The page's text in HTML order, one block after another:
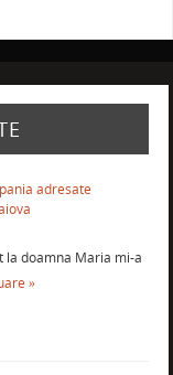
adresate
la doamna Maria mi-a
»